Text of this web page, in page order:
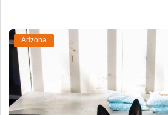
Arizona